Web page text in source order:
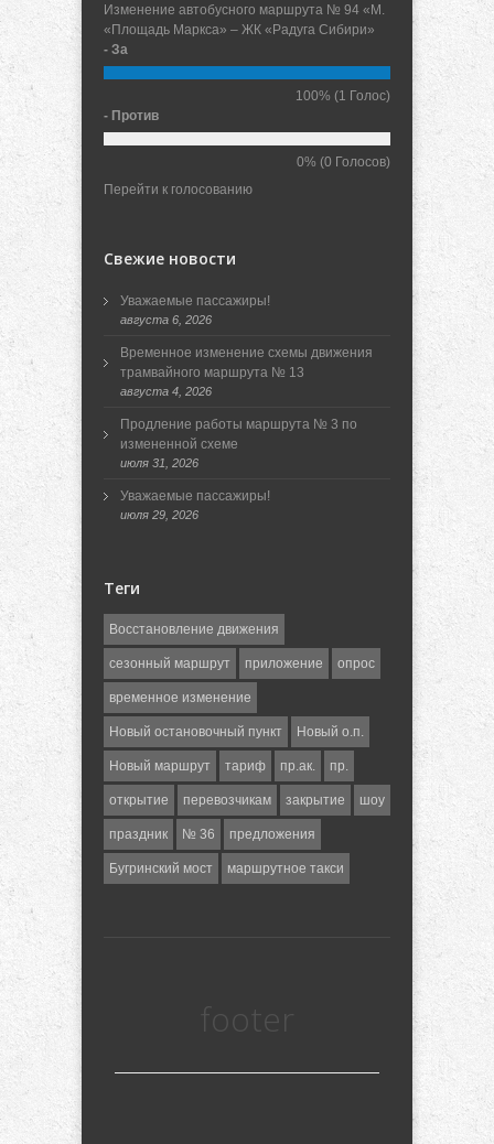
Изменение автобусного маршрута № 94 «М.
«Площадь Маркса» – ЖК «Радуга Сибири»
- За
100% (1 Голос)
- Против
0% (0 Голосов)
Перейти к голосованию
Свежие новости
Уважаемые пассажиры!
августа 6, 2026
Временное изменение схемы движения
трамвайного маршрута № 13
августа 4, 2026
Продление работы маршрута № 3 по
измененной схеме
июля 31, 2026
Уважаемые пассажиры!
июля 29, 2026
Теги
Восстановление движения
сезонный маршрут приложение опрос
временное изменение
Новый остановочный пункт Новый о.п.
Новый маршрут тариф пр.ак. пр.
открытие перевозчикам закрытие шоу
праздник № 36 предложения
Бугринский мост маршрутное такси
footer